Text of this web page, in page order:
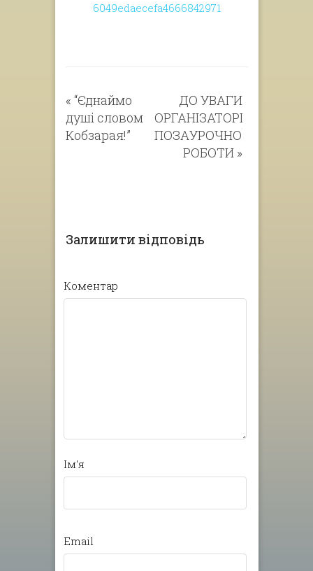
6049edaecefa4666842971
« “Єднаймо
душі словом
Кобзарая!”
ДО УВАГИ
ОРГАНІЗАТОРІВ
ПОЗАУРОЧНОЇ
РОБОТИ »
Залишити відповідь
Коментар
Ім'я
Email